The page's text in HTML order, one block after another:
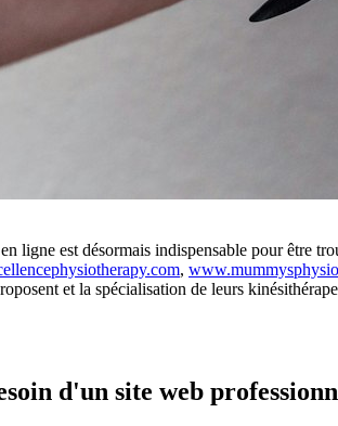
ligne est désormais indispensable pour être
,
et la spécialisation de leurs
d'un site web